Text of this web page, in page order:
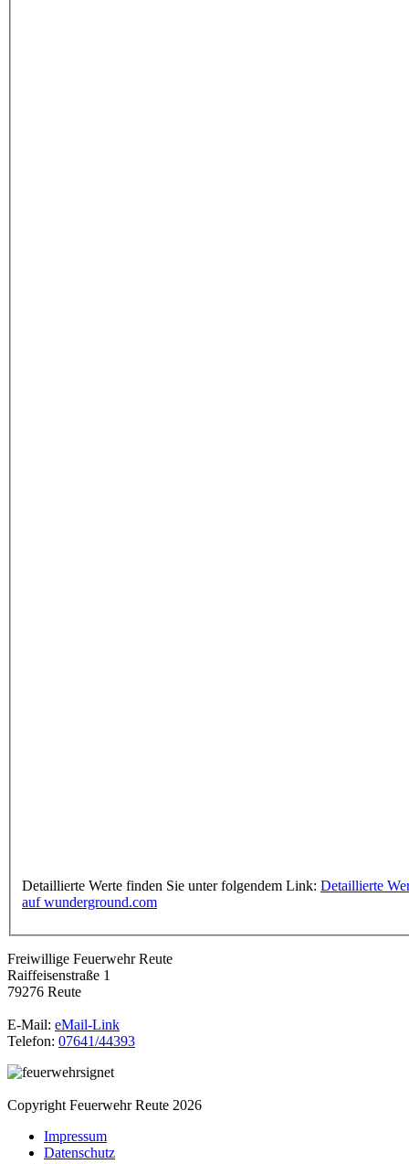
Detaillierte Werte finden Sie unter folgendem Link: Detaillierte
auf wunderground.com
Freiwillige Feuerwehr Reute
Raiffeisenstraße 1
79276 Reute
E-Mail: eMail-Link
Telefon: 07641/44393
Copyright Feuerwehr Reute 2026
Impressum
Datenschutz